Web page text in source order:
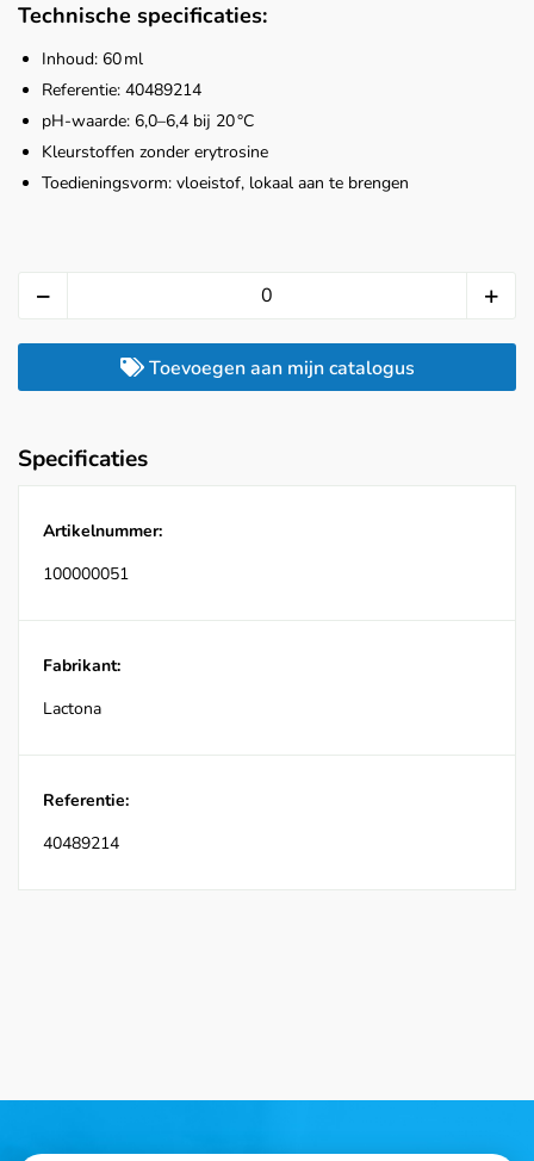
Technische specificaties:
Inhoud: 60 ml
Referentie: 40489214
pH-waarde: 6,0–6,4 bij 20 °C
Kleurstoffen zonder erytrosine
Toedieningsvorm: vloeistof, lokaal aan te brengen
Toevoegen aan mijn catalogus
Specificaties
Artikelnummer:
100000051
Fabrikant:
Lactona
Referentie:
40489214